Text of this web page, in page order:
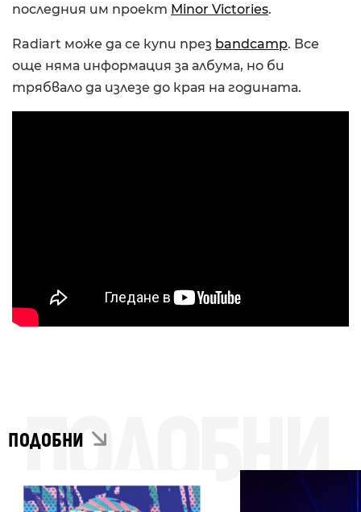
последния им проект Minor Victories.
Radiart може да се купи през bandcamp. Все
още няма информация за албума, но би
трябвало да излезе до края на годината.
ПОДОБНИ
ПОДОБНИ